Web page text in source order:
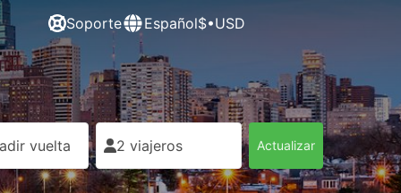
Soporte Español$•USD
vuelta 2 viajeros Actualizar